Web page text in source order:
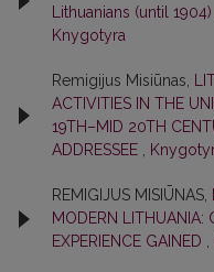
Lithuanians (until 1904)
Knygotyra
Remigijus Misiūnas,
ACTIVITIES IN THE
19TH–MID 20TH
ADDRESSEE ,
REMIGIJUS MISIŪNAS,
MODERN LITHUANIA:
EXPERIENCE GAINED ,